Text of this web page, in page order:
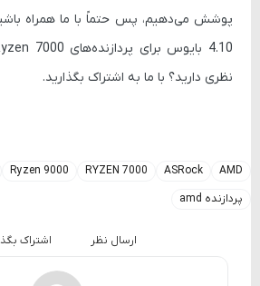
پوشش می‌دهیم، پس حتماً با ما همراه
نظری دارید؟ با ما به اشتراک بگذارید.
AMD
ASRock
RYZEN 7000
Ryzen 9000
پردازنده amd
ارسال نظر اشتراک